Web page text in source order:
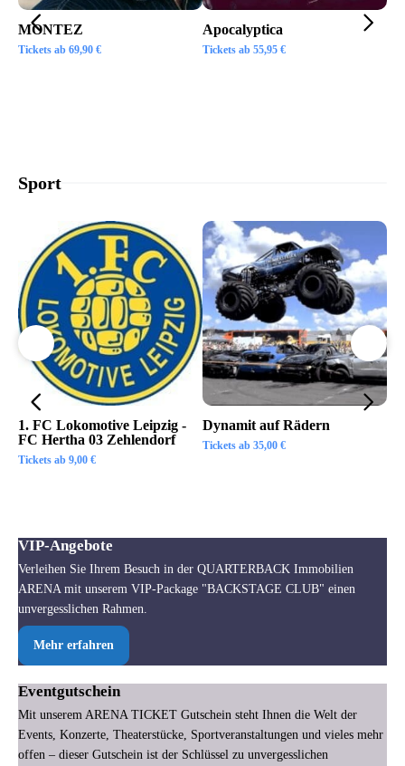
MONTEZ
Tickets ab 69,90 €
Apocalyptica
Tickets ab 55,95 €
Sport
1. FC Lokomotive Leipzig -
FC Hertha 03 Zehlendorf
Tickets ab 9,00 €
Dynamit auf Rädern
Tickets ab 35,00 €
VIP-Angebote
Verleihen Sie Ihrem Besuch in der QUARTERBACK Immobilien
ARENA mit unserem VIP-Package "BACKSTAGE CLUB" einen
unvergesslichen Rahmen.
Mehr erfahren
Eventgutschein
Mit unserem ARENA TICKET Gutschein steht Ihnen die Welt der
Events, Konzerte, Theaterstücke, Sportveranstaltungen und vieles mehr
offen – dieser Gutschein ist der Schlüssel zu unvergesslichen